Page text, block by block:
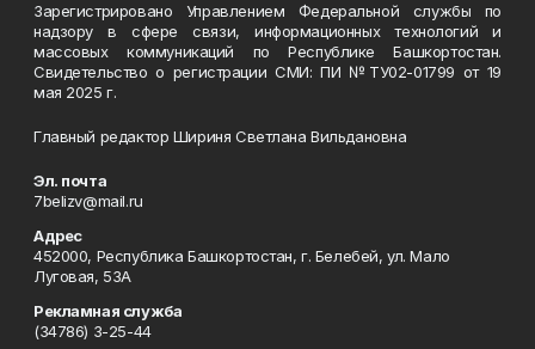
Зарегистрировано Управлением Федеральной службы по
надзору в сфере связи, информационных технологий и
массовых коммуникаций по Республике Башкортостан.
Свидетельство о регистрации СМИ: ПИ №ТУ02-01799 от 19
мая 2025 г.
Главный редактор Шириня Светлана Вильдановна
Эл. почта
7belizv@mail.ru
Адрес
452000, Республика Башкортостан, г. Белебей, ул. Мало
Луговая, 53А
Рекламная служба
(34786) 3-25-44